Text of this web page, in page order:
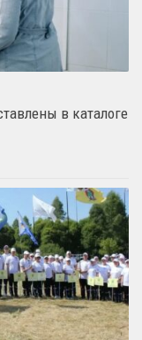
в каталоге